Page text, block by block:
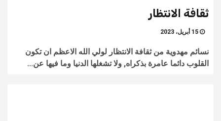
ثقافة الانتظار
نسائم مهدوية من ثقافة الانتظار لولي الله الاعظم ان تكون
القلوب دائما عامرة بذكراه, ولا تشغلها الدنيا وما فيها عن...